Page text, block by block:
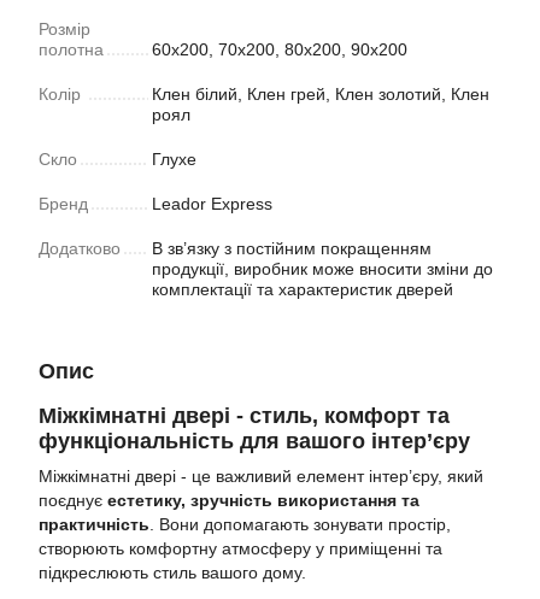
Розмір
полотна
60х200, 70х200, 80х200, 90х200
Колiр
Клен білий, Клен грей, Клен золотий, Клен
роял
Скло Глухе
Бренд Leador Express
Додатково
В зв’язку з постійним покращенням
продукції, виробник може вносити зміни до
комплектації та характеристик дверей
Опис
Міжкімнатні двері - стиль, комфорт та
функціональність для вашого інтер’єру
Міжкімнатні двері - це важливий елемент інтер’єру, який
поєднує естетику, зручність використання та
практичність. Вони допомагають зонувати простір,
створюють комфортну атмосферу у приміщенні та
підкреслюють стиль вашого дому.